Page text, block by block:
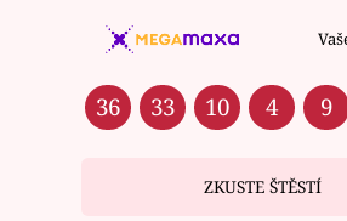
36 33 10 4 9
ZKUSTE ŠTĚSTÍ